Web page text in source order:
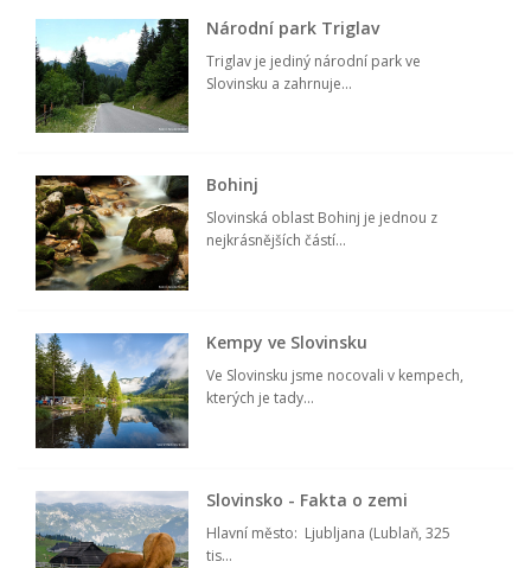
Národní park Triglav
Triglav je jediný národní park ve
Slovinsku a zahrnuje...
Bohinj
Slovinská oblast Bohinj je jednou z
nejkrásnějších částí...
Kempy ve Slovinsku
Ve Slovinsku jsme nocovali v kempech,
kterých je tady...
Slovinsko - Fakta o zemi
Hlavní město: Ljubljana (Lublaň, 325
tis...